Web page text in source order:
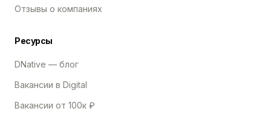
Отзывы о компаниях
Ресурсы
DNative — блог
Вакансии в Digital
Вакансии от 100к ₽